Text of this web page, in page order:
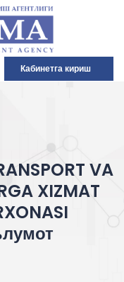
Кабинетга кириш
VA
XIZMAT